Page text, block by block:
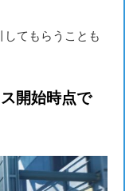
してもらうことも
開始時点で